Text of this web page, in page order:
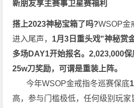
新朋友享主赛事卫星赛福利
搭上2023神秘宝箱了吗?WSOP金
进入尾声， 1月3日重头戏"神秘赏
多场DAY1开始报名。2,023,000
25w刀奖励，可谓是重装上阵。
今年WSOP金戒指冬巡赛保底
高，参与门槛极低，任何级别玩